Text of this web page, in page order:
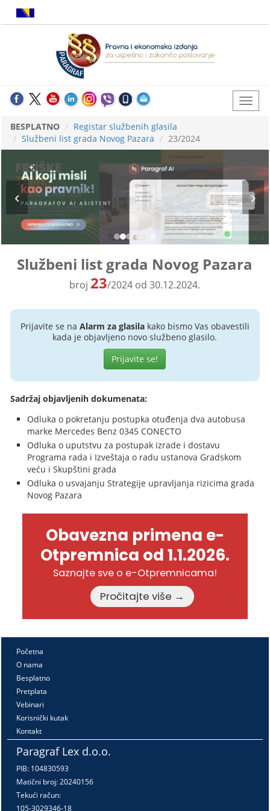
BESPLATNO
Registar službenih glasila
Službeni list grada Novog Pazara
23/2024
Službeni list grada Novog Pazara
broj 23/2024 od 30.12.2024.
Prijavite se na Alarm za glasilakako bismo Vas obavestili
kada je objavljeno novo službeno glasilo.
Prijavite se!
Sadržaj objavljenih dokumenata:
Odluka o pokretanju postupka otuđenja dva autobusa
marke Mercedes Benz 0345 CONECTO
Odluka o uputstvu za postupak izrade i dostavu
Programa rada i Izveštaja o radu ustanova Gradskom
veću i Skupštini grada
Odluka o usvajanju Strategije upravljanja rizicima grada
Novog Pazara
Obavezna primena e-
Otpremnica od 1.1.2026.
Saznajte sve o e-Otpremnicama!
Pročitajte više →
Početna
O nama
Besplatno
Pretplata
Vebinari
Korisnički kutak
Kontakt
Paragraf Lex d.o.o.
PIB: 104830593
Matični broj: 20240156
Tekući račun:
105-3029346-18